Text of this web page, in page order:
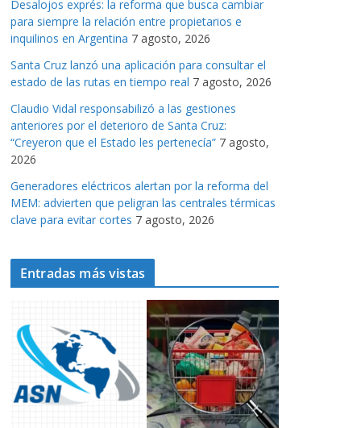
a
s
Desalojos exprés: la reforma que busca cambiar
para siempre la relación entre propietarios e
inquilinos en Argentina 7 agosto, 2026
Santa Cruz lanzó una aplicación para consultar el
estado de las rutas en tiempo real 7 agosto, 2026
Claudio Vidal responsabilizó a las gestiones
anteriores por el deterioro de Santa Cruz:
“Creyeron que el Estado les pertenecía” 7 agosto,
2026
Generadores eléctricos alertan por la reforma del
MEM: advierten que peligran las centrales térmicas
clave para evitar cortes 7 agosto, 2026
Entradas más vistas